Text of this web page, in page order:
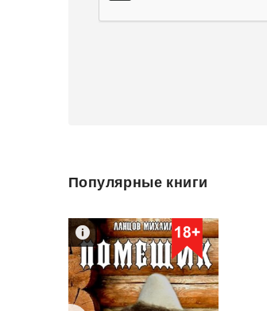
Популярные книги